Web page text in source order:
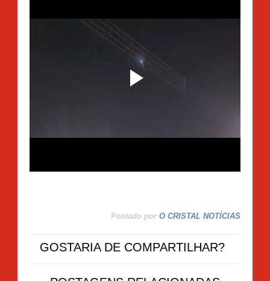
Postado por O CRISTAL NOTÍCIAS
GOSTARIA DE COMPARTILHAR?